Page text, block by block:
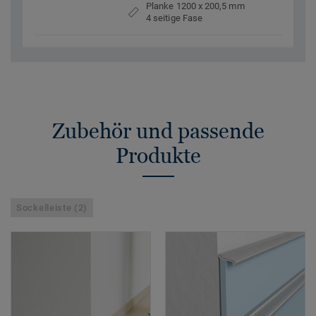
Planke 1200 x 200,5 mm
4 seitige Fase
Zubehör und passende
Produkte
Sockelleiste (2)